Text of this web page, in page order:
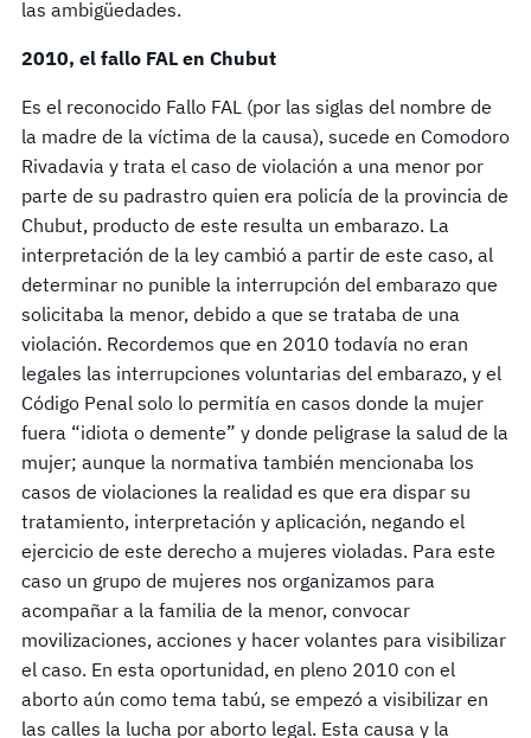
las ambigüedades.
2010, el fallo FAL en Chubut
Es el reconocido Fallo FAL (por las siglas del nombre de
la madre de la víctima de la causa), sucede en Comodoro
Rivadavia y trata el caso de violación a una menor por
parte de su padrastro quien era policía de la provincia de
Chubut, producto de este resulta un embarazo. La
interpretación de la ley cambió a partir de este caso, al
determinar no punible la interrupción del embarazo que
solicitaba la menor, debido a que se trataba de una
violación. Recordemos que en 2010 todavía no eran
legales las interrupciones voluntarias del embarazo, y el
Código Penal solo lo permitía en casos donde la mujer
fuera “idiota o demente” y donde peligrase la salud de la
mujer; aunque la normativa también mencionaba los
casos de violaciones la realidad es que era dispar su
tratamiento, interpretación y aplicación, negando el
ejercicio de este derecho a mujeres violadas. Para este
caso un grupo de mujeres nos organizamos para
acompañar a la familia de la menor, convocar
movilizaciones, acciones y hacer volantes para visibilizar
el caso. En esta oportunidad, en pleno 2010 con el
aborto aún como tema tabú, se empezó a visibilizar en
las calles la lucha por aborto legal. Esta causa y la